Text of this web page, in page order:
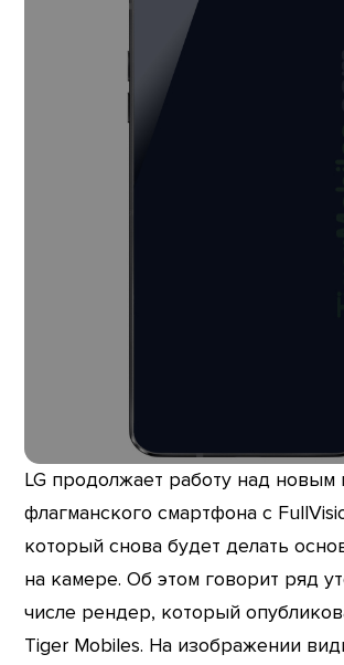
LG продолжает работу над новым
флагманского смартфона с
который снова будет делать
на камере. Об этом говорит ряд
числе рендер, который
Tiger Mobiles. На изображении